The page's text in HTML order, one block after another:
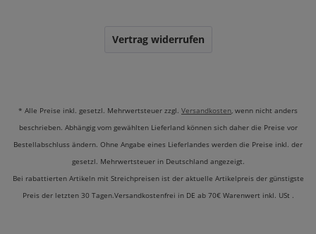
Vertrag widerrufen
* Alle Preise inkl. gesetzl. Mehrwertsteuer zzgl. Versandkosten, wenn nicht anders
beschrieben. Abhängig vom gewählten Lieferland können sich daher die Preise vor
Bestellabschluss ändern. Ohne Angabe eines Lieferlandes werden die Preise inkl. der
gesetzl. Mehrwertsteuer in Deutschland angezeigt.
Bei rabattierten Artikeln mit Streichpreisen ist der aktuelle Artikelpreis der günstigste
Preis der letzten 30 Tagen.Versandkostenfrei in DE ab 70€ Warenwert inkl. USt .